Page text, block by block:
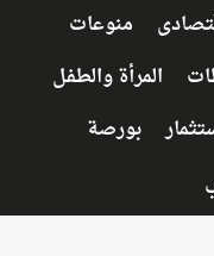
منوعات
المرأة والطفل
بورصة